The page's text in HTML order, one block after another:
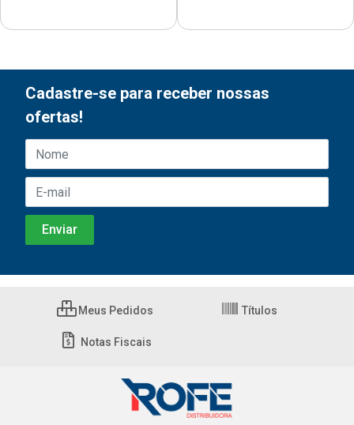
Cadastre-se para receber nossas
ofertas!
Meus Pedidos Títulos
Notas Fiscais